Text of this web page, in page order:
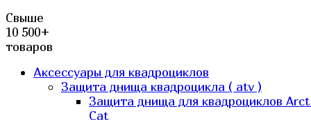
Свыше
10 500+
товаров
Аксессуары для квадроциклов
Защита днища квадроцикла ( atv )
Защита днища для квадроциклов
Cat